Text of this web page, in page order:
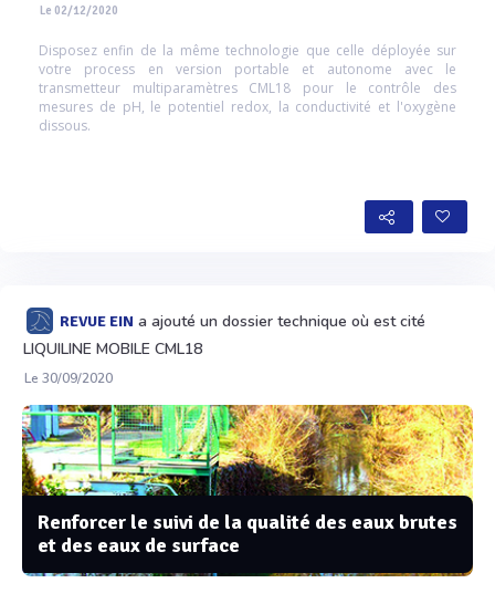
Le 02/12/2020
Disposez enfin de la même technologie que celle déployée sur
votre process en version portable et autonome avec le
transmetteur multiparamètres CML18 pour le contrôle des
mesures de pH, le potentiel redox, la conductivité et l'oxygène
dissous.
REVUE EIN a ajouté un dossier technique où est cité
LIQUILINE MOBILE CML18
Le 30/09/2020
Renforcer le suivi de la qualité des eaux brutes
et des eaux de surface